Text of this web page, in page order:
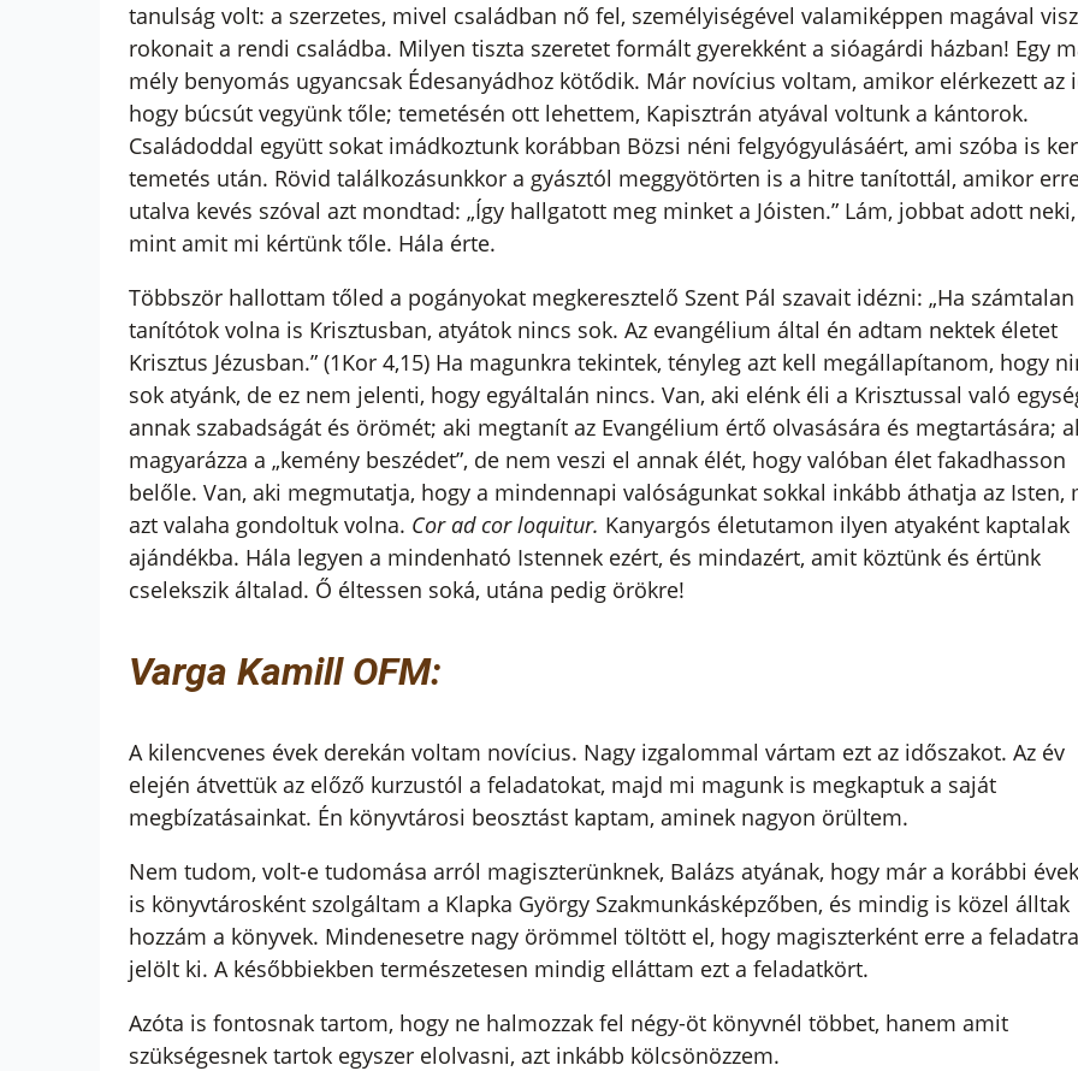
tanulság volt: a szerzetes, mivel családban nő fel, személyiségével valamiképpen magával
rokonait a rendi családba. Milyen tiszta szeretet formált gyerekként a sióagárdi házban! Egy
mély benyomás ugyancsak Édesanyádhoz kötődik. Már novícius voltam, amikor elérkezett az
hogy búcsút vegyünk tőle; temetésén ott lehettem, Kapisztrán atyával voltunk a kántorok.
Családoddal együtt sokat imádkoztunk korábban Bözsi néni felgyógyulásáért, ami szóba is
temetés után. Rövid találkozásunkkor a gyásztól meggyötörten is a hitre tanítottál, amikor
utalva kevés szóval azt mondtad: „Így hallgatott meg minket a Jóisten.” Lám, jobbat adott neki,
mint amit mi kértünk tőle. Hála érte.
Többször hallottam tőled a pogányokat megkeresztelő Szent Pál szavait idézni: „Ha számtalan
tanítótok volna is Krisztusban, atyátok nincs sok. Az evangélium által én adtam nektek életet
Krisztus Jézusban.” (1Kor 4,15) Ha magunkra tekintek, tényleg azt kell megállapítanom, hogy
sok atyánk, de ez nem jelenti, hogy egyáltalán nincs. Van, aki elénk éli a Krisztussal való
annak szabadságát és örömét; aki megtanít az Evangélium értő olvasására és megtartására;
magyarázza a „kemény beszédet”, de nem veszi el annak élét, hogy valóban élet fakadhasson
belőle. Van, aki megmutatja, hogy a mindennapi valóságunkat sokkal inkább áthatja az Isten,
azt valaha gondoltuk volna. Cor ad cor loquitur. Kanyargós életutamon ilyen atyaként kaptalak
ajándékba. Hála legyen a mindenható Istennek ezért, és mindazért, amit köztünk és értünk
cselekszik általad. Ő éltessen soká, utána pedig örökre!
Varga Kamill OFM:
A kilencvenes évek derekán voltam novícius. Nagy izgalommal vártam ezt az időszakot. Az év
elején átvettük az előző kurzustól a feladatokat, majd mi magunk is megkaptuk a saját
megbízatásainkat. Én könyvtárosi beosztást kaptam, aminek nagyon örültem.
Nem tudom, volt-e tudomása arról magiszterünknek, Balázs atyának, hogy már a korábbi
is könyvtárosként szolgáltam a Klapka György Szakmunkásképzőben, és mindig is közel álltak
hozzám a könyvek. Mindenesetre nagy örömmel töltött el, hogy magiszterként erre a feladatra
jelölt ki. A későbbiekben természetesen mindig elláttam ezt a feladatkört.
Azóta is fontosnak tartom, hogy ne halmozzak fel négy-öt könyvnél többet, hanem amit
szükségesnek tartok egyszer elolvasni, azt inkább kölcsönözzem.